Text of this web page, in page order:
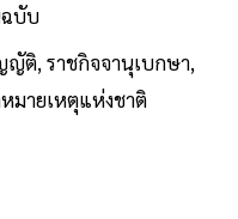
ฉบับ
ติ, ราชกิจจานุเบกษา,
มายเหตุแห่งชาติ